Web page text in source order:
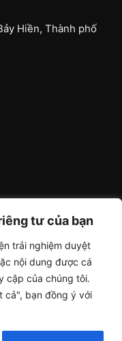
tư của bạn
trải nghiệm duyệt
nội dung được cá
cập của chúng tôi.
cả", bạn đồng ý với
Hiền, Thành phố